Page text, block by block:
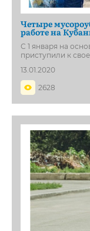
Четыре
работе на
С 1 января на
приступили к
13.01.2020
2628